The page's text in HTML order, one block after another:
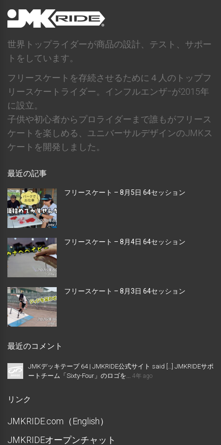
世界トップライダーが商品の設計、テスト、サポー
トをしています。
フリースケートを存続させるために４人のトップフ
リースケートライダー。インフルエンザｰが2015年
に設立。
子供や初心者からプロライダーまで誰もがフリース
ケートを楽しめる、ユニバーサルデザインのJMKス
ケートを開発しました。
最近の記事
フリースケート – 8月5日 64セッション
フリースケート – 8月4日 64セッション
フリースケート – 8月3日 64セッション
最近のコメント
JMKデッキテープ 64 | JMKRIDE公式サイト said […] JMKRIDEサポ
ートチーム「Sixty-Four」のロゴを...
4年 ago
リンク
JMKRIDE.com（English）
JMKRIDEオープンチャット